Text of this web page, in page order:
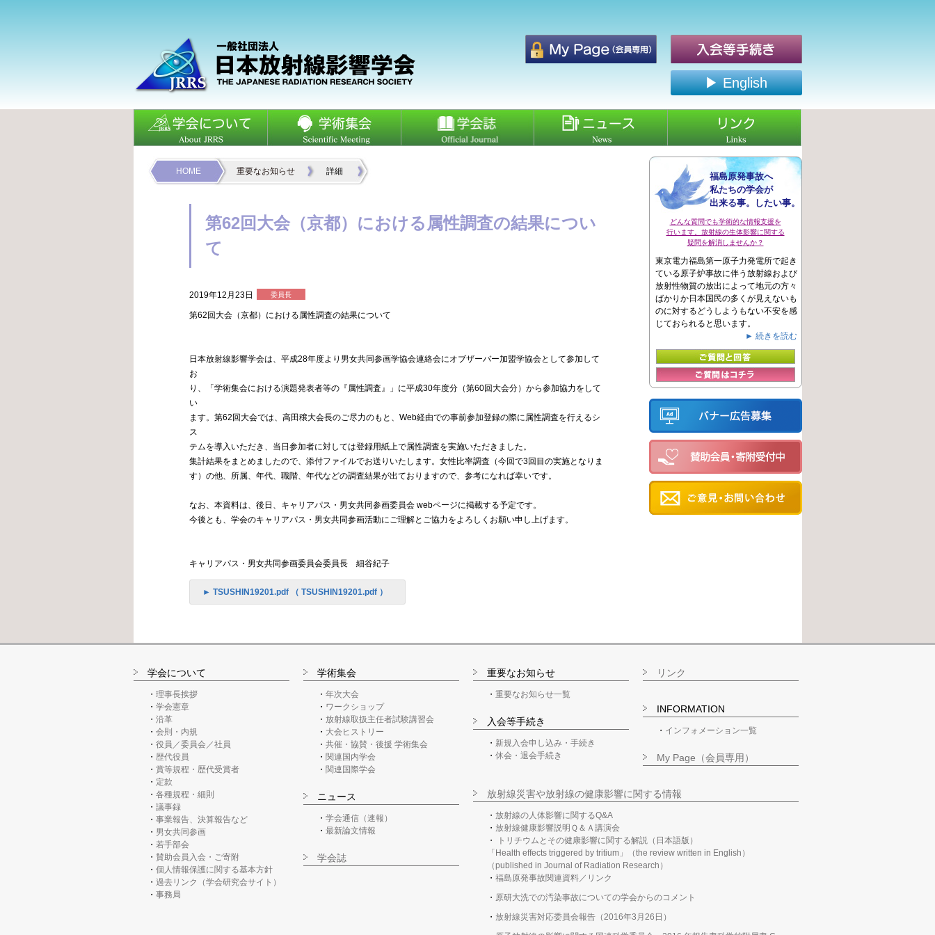
▶ English
福島原発事故へ
私たちの学会が
出来る事。したい事。
どんな質問でも学術的な情報支援を
行います。放射線の生体影響に関する
疑問を解消しませんか？
東京電力福島第一原子力発電所で起き
ている原子炉事故に伴う放射線および
放射性物質の放出によって地元の方々
ばかりか日本国民の多くが見えないも
のに対するどうしようもない不安を感
じておられると思います。
► 続きを読む
HOME 重要なお知らせ 詳細
第62回大会（京都）における属性調査の結果につい
て
2019年12月23日 委員長
第62回大会（京都）における属性調査の結果について
日本放射線影響学会は、平成28年度より男女共同参画学協会連絡会にオブザーバー加盟学協会として参加して
お
り、「学術集会における演題発表者等の『属性調査』」に平成30年度分（第60回大会分）から参加協力をして
い
ます。第62回大会では、高田穣大会長のご尽力のもと、Web経由での事前参加登録の際に属性調査を行えるシ
ス
テムを導入いただき、当日参加者に対しては登録用紙上で属性調査を実施いただきました。
集計結果をまとめましたので、添付ファイルでお送りいたします。女性比率調査（今回で3回目の実施となりま
す）の他、所属、年代、職階、年代などの調査結果が出ておりますので、参考になれば幸いです。
なお、本資料は、後日、キャリアパス・男女共同参画委員会 webページに掲載する予定です。
今後とも、学会のキャリアパス・男女共同参画活動にご理解とご協力をよろしくお願い申し上げます。
キャリアパス・男女共同参画委員会委員長 細谷紀子
► TSUSHIN19201.pdf （ TSUSHIN19201.pdf ）
学会について
理事長挨拶
学会憲章
沿革
会則・内規
役員／委員会／社員
歴代役員
賞等規程・歴代受賞者
定款
各種規程・細則
議事録
事業報告、決算報告など
男女共同参画
若手部会
賛助会員入会・ご寄附
個人情報保護に関する基本方針
過去リンク（学会研究会サイト）
事務局
学術集会
年次大会
ワークショップ
放射線取扱主任者試験講習会
大会ヒストリー
共催・協賛・後援 学術集会
関連国内学会
関連国際学会
ニュース
学会通信（速報）
最新論文情報
学会誌
重要なお知らせ
重要なお知らせ一覧
入会等手続き
新規入会申し込み・手続き
休会・退会手続き
リンク
INFORMATION
インフォメーション一覧
My Page（会員専用）
放射線災害や放射線の健康影響に関する情報
放射線の人体影響に関するQ&A
放射線健康影響説明Ｑ＆Ａ講演会
トリチウムとその健康影響に関する解説（日本語版）
「Health effects triggered by tritium」（the review written in English）
（published in Journal of Radiation Research）
福島原発事故関連資料／リンク
原研大洗での汚染事故についての学会からのコメント
放射線災害対応委員会報告（2016年3月26日）